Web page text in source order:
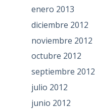
enero 2013
diciembre 2012
noviembre 2012
octubre 2012
septiembre 2012
julio 2012
junio 2012